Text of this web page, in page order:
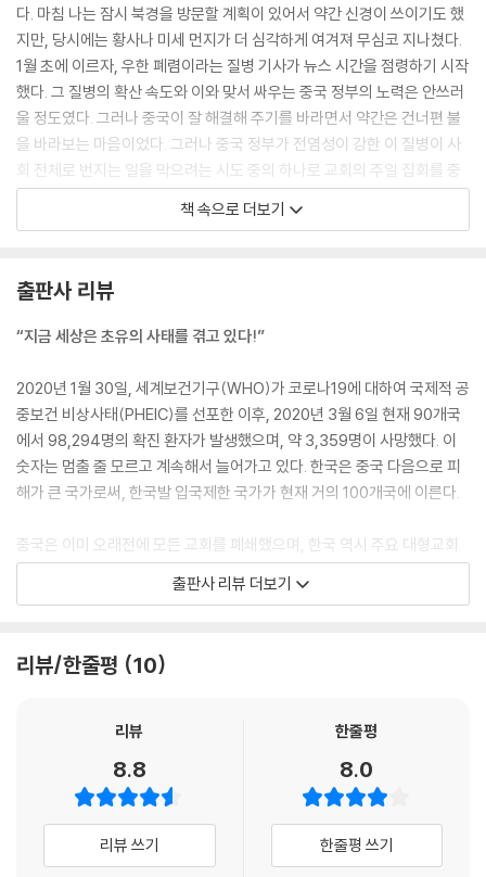
다. 마침 나는 잠시 북경을 방문할 계획이 있어서 약간 신경이 쓰이기도 했
지만, 당시에는 황사나 미세 먼지가 더 심각하게 여겨져 무심코 지나쳤다.
1월 초에 이르자, 우한 폐렴이라는 질병 기사가 뉴스 시간을 점령하기 시작
했다. 그 질병의 확산 속도와 이와 맞서 싸우는 중국 정부의 노력은 안쓰러
울 정도였다. 그러나 중국이 잘 해결해 주기를 바라면서 약간은 건너편 불
을 바라보는 마음이었다. 그러나 중국 정부가 전염성이 강한 이 질병이 사
회 전체로 번지는 일을 막으려는 시도 중의 하나로 교회의 주일 집회를 중
지하도록 하였다는 소식이 들려왔다. 당연한 조치라고 여겨졌지만, 이때부
터 조바심이 나기 시작했다. 주일 예배를 중단하는 건 단순한 사건이 아닌
인접한 국가인 우리나라에서도 몇 사람이 감염되었지만, 정부의 적극적인
초기 대응으로 무난히 해결되는 듯했다. 그러나 2월 중순에 이르자, 갑자
염자의 숫자가 폭발적으로 늘게 되었다는 것이다. 모두 당황하며 패닉에
가까운 상태에 이르렀다……. (중략) 주일이 다가오면서 내심 염려가 되기
시작했다. 주일 예배 때 많은 사람이 모여야 하는데, 이를 어떻게 하여야 하
나? 그러는데 담임 목사님으로부터 전화가 왔다. “이번 주일은 우리 둘만
예배드리는 것이 어떨까?” 왜 그러는지는 말을 하지 않아도 알지만, 선뜻
찬성할 수 없었다. 주일은 그리스도인이 반드시 예배당에 모여 예배를 드
려야 하는 날이 아닌가? 모태 교인으로 평생 주일 예배에 빠지면 안 된다고
생각하고 살아온 나로서는 쉽게 받아들일 수 없는 일이었다. 주일 예배를
중단해도 되는가? 게다가 앞으로도 이런 일이 있으면 주일 예배를 중단해
도 된다는 말인가?”
나 그 때 방송 진행자는 당황하여 말을 더듬으면서 어물쩍 화제를 돌렸다.
그 말은 당시 엄청난 피해를 입은 영동 지역 사람들에게는 큰 상처가 될 수
있었다. 결과적으로 피해를 입은 사람들은 하나님의 은혜가 아니라 저주를
받은 사람이 되었으니 말이다. 지진이나 가뭄 등의 자연재해나 판데믹은
왜 닥치는가? 예로부터 이런 엄청난 일 앞에서 속수무책이었던 인간은
책 속으로 더보기
출판사 리뷰
“지금 세상은 초유의 사태를 겪고 있다!”
2020년 1월 30일, 세계보건기구(WHO)가 코로나19에 대하여 국제적 공
중보건 비상사태(PHEIC)를 선포한 이후, 2020년 3월 6일 현재 90개국
에서 98,294명의 확진 환자가 발생했으며, 약 3,359명이 사망했다. 이
숫자는 멈출 줄 모르고 계속해서 늘어가고 있다. 한국은 중국 다음으로 피
해가 큰 국가로써, 한국발 입국제한 국가가 현재 거의 100개국에 이른다.
중국은 이미 오래전에 모든 교회를 폐쇄했으며, 한국 역시 주요 대형교회
를 비롯한 수많은 교회가 공식적인 집회(모임)를 자발적으로 중단했으며
또 중단을 강요받고 있다. 한국 사회는 현재 패닉상태에 빠져있다. 고작 마
참석은 어떻게 해야 하나? 교회는 어떤 모습이어야 하나? 본서는 역사적
발생하는 이유와 그리스도인들이 주의해야 할 점과 자세는 어떠해야 하는
출판사 리뷰 더보기
리뷰/한줄평 10
리뷰
8.8
리뷰 쓰기
한줄평
8.0
한줄평 쓰기